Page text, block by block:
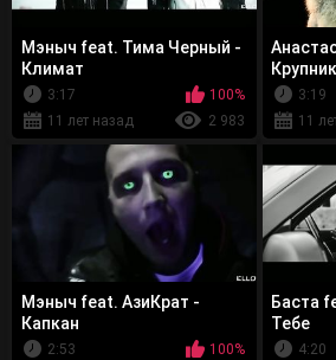
Мэныч feat. Тима Черный -
Климат
3:17
100%
11 лет назад
2 983
3:19
11
Мэныч feat. АзиКрат -
Капкан
2:53
100%
Баста
Тебе
4:20